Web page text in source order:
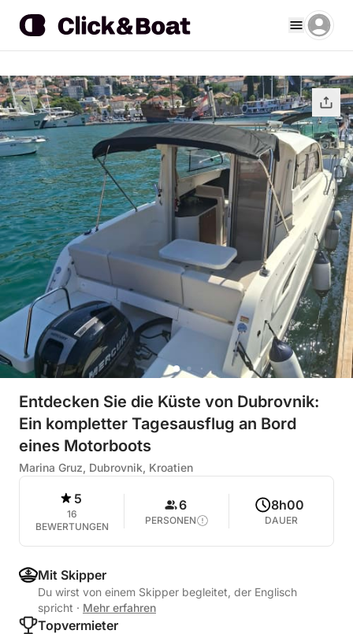
Entdecken Sie die Küste von Dubrovnik:
Ein kompletter Tagesausflug an Bord
eines Motorboots
Marina Gruz, Dubrovnik, Kroatien
5
16
BEWERTUNGEN
6
PERSONEN
8h00
DAUER
Mit Skipper
Du wirst von einem Skipper begleitet, der Englisch
spricht · Mehr erfahren
Topvermieter